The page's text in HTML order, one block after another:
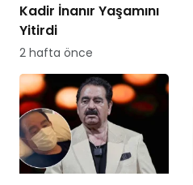
Kadir İnanır Yaşamını
Yitirdi
2 hafta önce